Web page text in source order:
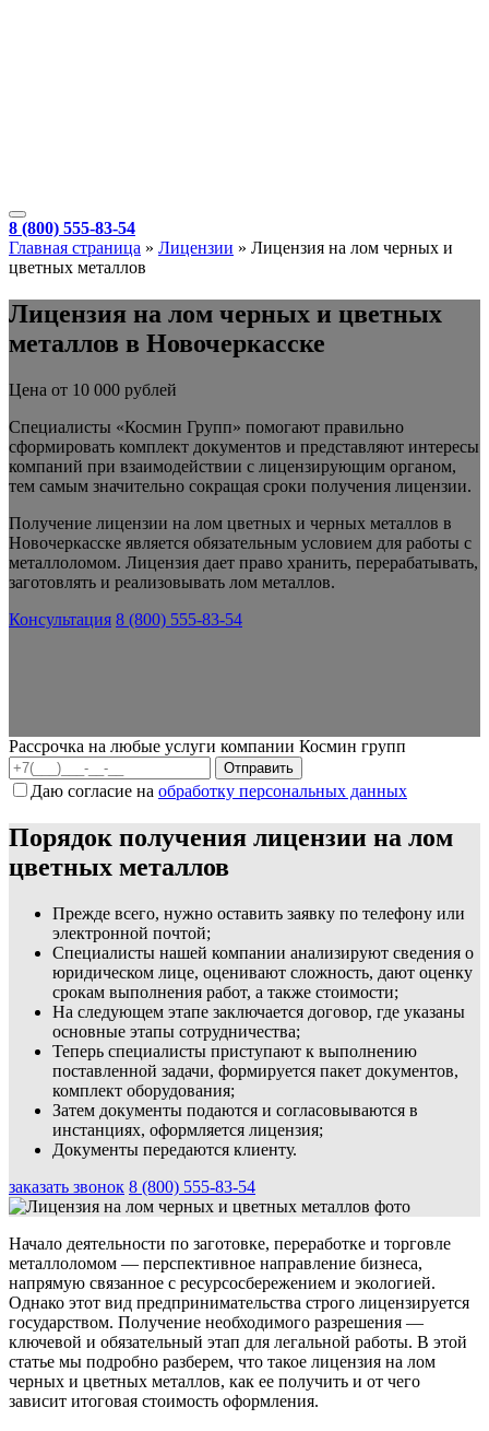
8 (800) 555-83-54
Главная страница » Лицензии » Лицензия на лом черных и
цветных металлов
Лицензия на лом черных и цветных
металлов в Новочеркасске
Цена от 10 000 рублей
Специалисты «Космин Групп» помогают правильно
сформировать комплект документов и представляют интересы
компаний при взаимодействии с лицензирующим органом,
тем самым значительно сокращая сроки получения лицензии.
Получение лицензии на лом цветных и черных металлов в
Новочеркасске является обязательным условием для работы с
металлоломом. Лицензия дает право хранить, перерабатывать,
заготовлять и реализовывать лом металлов.
Консультация 8 (800) 555-83-54
Рассрочка на любые услуги компании Космин групп
Даю согласие на обработку персональных данных
Порядок получения лицензии на лом
цветных металлов
Прежде всего, нужно оставить заявку по телефону или
электронной почтой;
Специалисты нашей компании анализируют сведения о
юридическом лице, оценивают сложность, дают оценку
срокам выполнения работ, а также стоимости;
На следующем этапе заключается договор, где указаны
основные этапы сотрудничества;
Теперь специалисты приступают к выполнению
поставленной задачи, формируется пакет документов,
комплект оборудования;
Затем документы подаются и согласовываются в
инстанциях, оформляется лицензия;
Документы передаются клиенту.
заказать звонок 8 (800) 555-83-54
Начало деятельности по заготовке, переработке и торговле
металлоломом — перспективное направление бизнеса,
напрямую связанное с ресурсосбережением и экологией.
Однако этот вид предпринимательства строго лицензируется
государством. Получение необходимого разрешения —
ключевой и обязательный этап для легальной работы. В этой
статье мы подробно разберем, что такое лицензия на лом
черных и цветных металлов, как ее получить и от чего
зависит итоговая стоимость оформления.